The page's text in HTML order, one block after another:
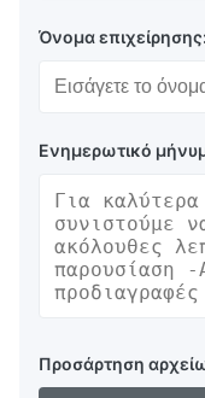
Όνομα επιχείρησης:
Ενημερωτικό
Προσάρτηση